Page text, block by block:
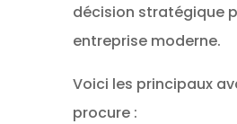
décision stratégique
entreprise moderne.
Voici les principaux
procure :